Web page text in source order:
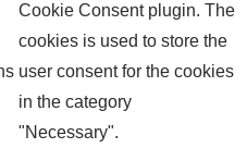
Cookie Consent plugin. The
cookies is used to store the
user consent for the cookies
in the category
"Necessary".